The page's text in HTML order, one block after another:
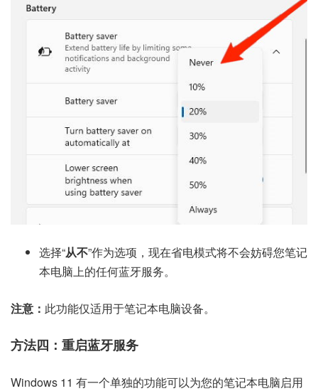
选择“从不”作为选项，现在省电模式将不会妨碍您笔记
本电脑上的任何蓝牙服务。
注意： 此功能仅适用于笔记本电脑设备。
方法四：重启蓝牙服务
Windows 11 有一个单独的功能可以为您的笔记本电脑启用